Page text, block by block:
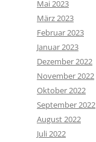
Mai 2023
März 2023
Februar 2023
Januar 2023
Dezember 2022
November 2022
Oktober 2022
September 2022
August 2022
Juli 2022